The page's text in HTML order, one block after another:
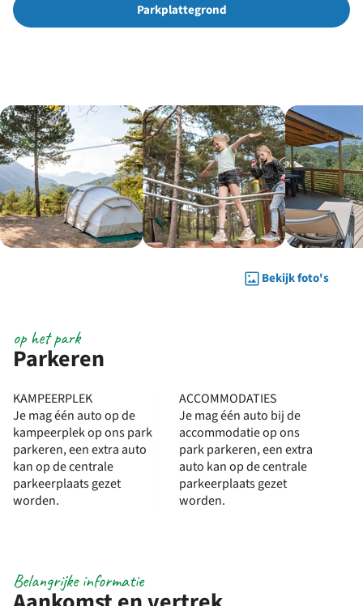
Parkplattegrond
Bekijk foto's
Parkeren
op het park
KAMPEERPLEK
Je mag één auto op de
kampeerplek op ons park
parkeren, een extra auto
kan op de centrale
parkeerplaats gezet
worden.
ACCOMMODATIES
Je mag één auto bij de
accommodatie op ons
park parkeren, een extra
auto kan op de centrale
parkeerplaats gezet
worden.
Belangrijke informatie